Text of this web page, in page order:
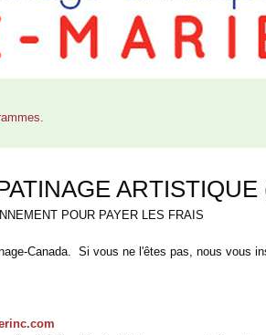
POUR PAYER LES FRAIS
Canada. Si vous ne l'êtes pas, nous vous